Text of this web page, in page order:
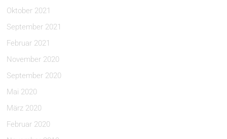
Oktober 2021
September 2021
Februar 2021
November 2020
September 2020
Mai 2020
März 2020
Februar 2020